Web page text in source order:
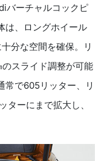
バーチャルコックピ
は、ロングホイール
分な空間を確保。リ
のスライド調整が可能
常で605リッター、リ
ターにまで拡大し、